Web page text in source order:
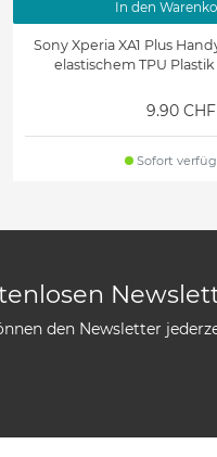
In den
Sony Xperia XA1 Plus
elastischem TPU
9.90 CHF
Sofort
den Newsletter